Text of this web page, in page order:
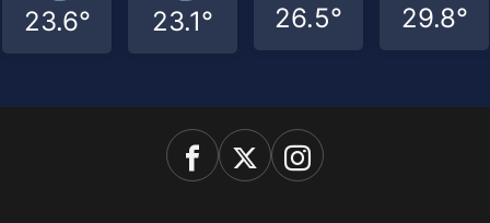
23.6° 23.1° 26.5° 29.8°